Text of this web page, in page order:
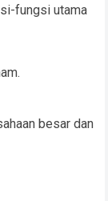
fungsi utama
besar dan